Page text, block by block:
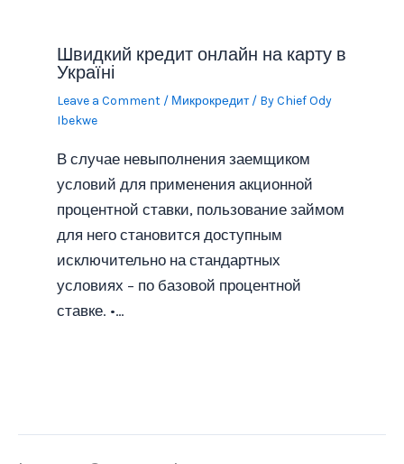
Швидкий кредит онлайн на карту в
Україні
Leave a Comment / Микрокредит/ ByChief Ody
Ibekwe
В случае невыполнения заемщиком
условий для применения акционной
процентной ставки, пользование займом
для него становится доступным
исключительно на стандартных
условиях – по базовой процентной
ставке. •…